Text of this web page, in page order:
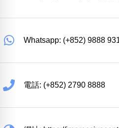
Whatsapp: (+852) 9888
電話: (+852) 2790 8888